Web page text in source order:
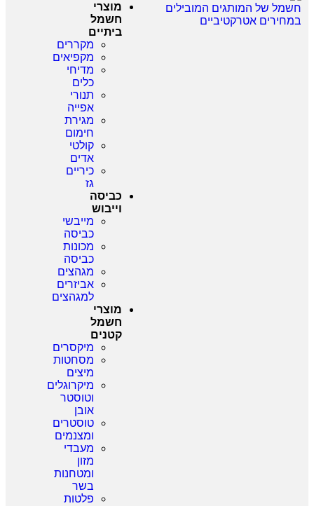
מוצרי
חשמל
ביתיים
מקררים
מקפיאים
מדיחי
כלים
תנורי
אפייה
מגירת
חימום
קולטי
אדים
כיריים
גז
כביסה
וייבוש
מייבשי
כביסה
מכונות
כביסה
מגהצים
אביזרים
למגהצים
מוצרי
חשמל
קטנים
מיקסרים
מסחטות
מיצים
מיקרוגלים
וטוסטר
אובן
טוסטרים
ומצנמים
מעבדי
מזון
ומטחנות
בשר
פלטות